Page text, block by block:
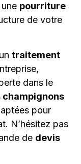
pourriture
de votre
traitement
dans le
pour
N’hésitez pas
de devis